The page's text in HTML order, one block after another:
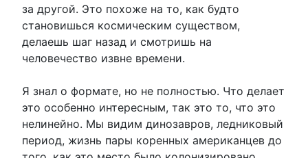
за другой. Это похоже на то, как будто
становишься космическим существом,
делаешь шаг назад и смотришь на
человечество извне времени.
Я знал о формате, но не полностью. Что делает
это особенно интересным, так это то, что это
нелинейно. Мы видим динозавров, ледниковый
период, жизнь пары коренных американцев до